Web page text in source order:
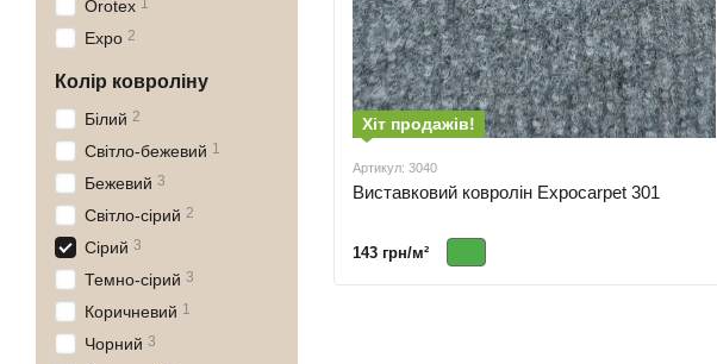
Хіт продажів!
Артикул: 3040
Виставковий ковролін Expocarpet 301
143 грн/м²
Orotex 1
Expo 2
Колір ковроліну
Білий 2
Світло-бежевий 1
Бежевий 3
Світло-сірий 2
Сірий 3
Темно-сірий 3
Коричневий 1
Чорний 3